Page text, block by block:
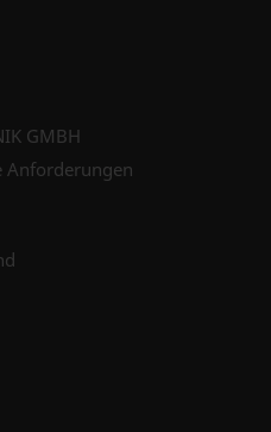
GMBH
Anforderungen